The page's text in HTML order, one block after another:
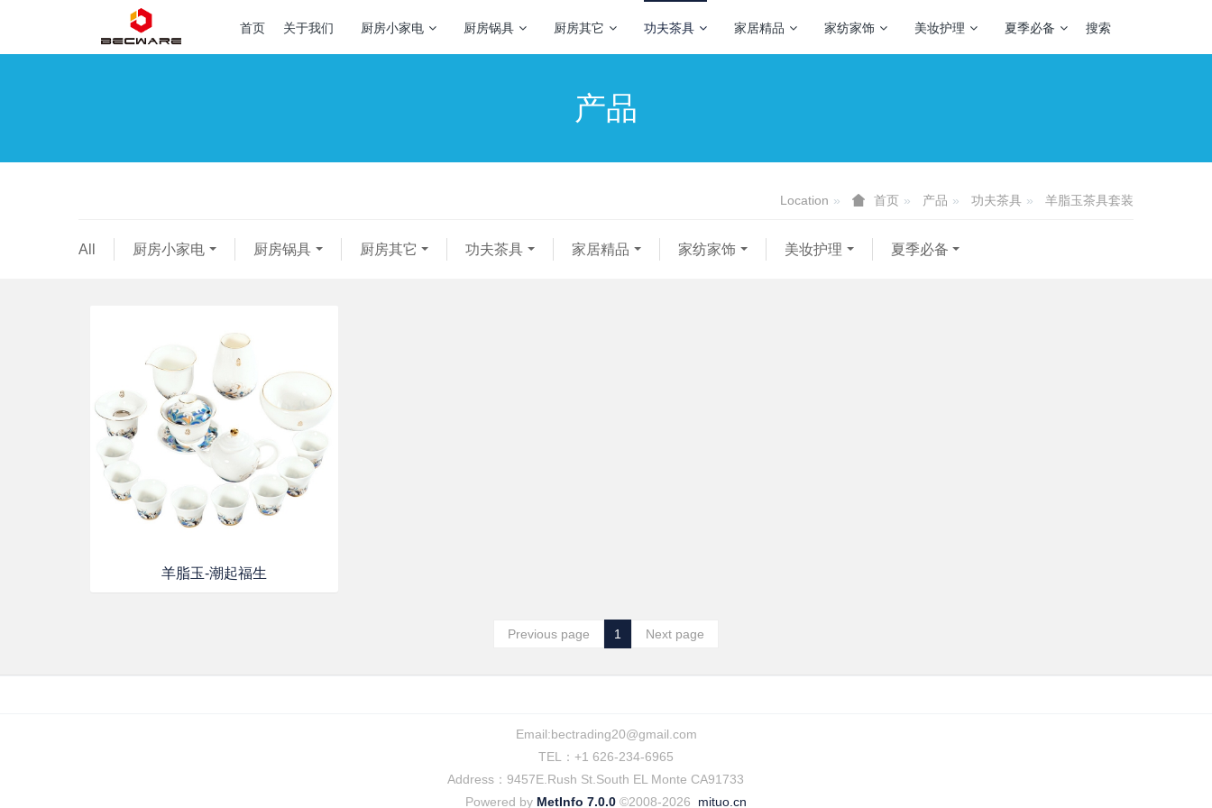
首页 关于我们 厨房小家电 厨房锅具 厨房其它 功夫茶具 家居精品 家纺家饰 美妆护理 夏季必备 搜索
产品
Location 首页 产品 功夫茶具 羊脂玉茶具套装
All 厨房小家电 厨房锅具 厨房其它 功夫茶具 家居精品 家纺家饰 美妆护理 夏季必备
羊脂玉-潮起福生
Previous page 1 Next page
Email:bectrading20@gmail.com
TEL：+1 626-234-6965
Address：9457E.Rush St.South EL Monte CA91733
Powered by MetInfo 7.0.0 ©2008-2026 mituo.cn